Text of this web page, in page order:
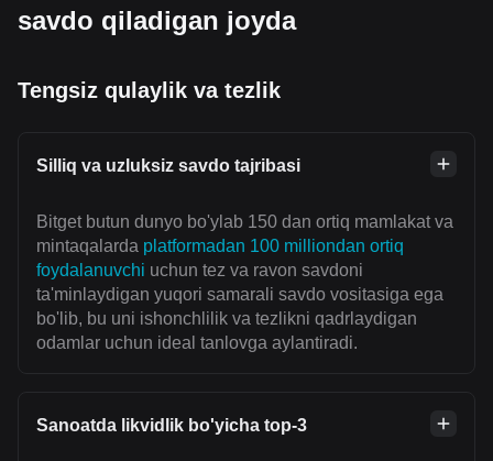
savdo qiladigan joyda
Tengsiz qulaylik va tezlik
Silliq va uzluksiz savdo tajribasi
Bitget butun dunyo bo'ylab 150 dan ortiq mamlakat va
mintaqalarda platformadan 100 milliondan ortiq
foydalanuvchi uchun tez va ravon savdoni
ta'minlaydigan yuqori samarali savdo vositasiga ega
bo'lib, bu uni ishonchlilik va tezlikni qadrlaydigan
odamlar uchun ideal tanlovga aylantiradi.
Sanoatda likvidlik bo'yicha top-3